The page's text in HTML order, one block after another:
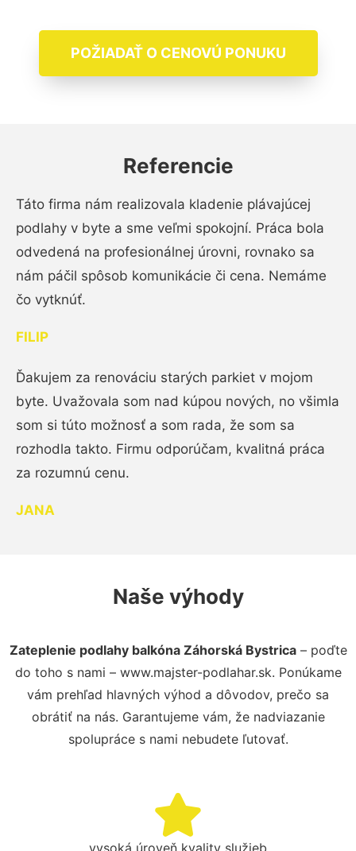
POŽIADAŤ O CENOVÚ PONUKU
Referencie
Táto firma nám realizovala kladenie plávajúcej
podlahy v byte a sme veľmi spokojní. Práca bola
odvedená na profesionálnej úrovni, rovnako sa
nám páčil spôsob komunikácie či cena. Nemáme
čo vytknúť.
FILIP
Ďakujem za renováciu starých parkiet v mojom
byte. Uvažovala som nad kúpou nových, no všimla
som si túto možnosť a som rada, že som sa
rozhodla takto. Firmu odporúčam, kvalitná práca
za rozumnú cenu.
JANA
Naše výhody
Zateplenie podlahy balkóna Záhorská Bystrica– poďte
do toho s nami – www.majster-podlahar.sk. Ponúkame
vám prehľad hlavných výhod a dôvodov, prečo sa
obrátiť na nás. Garantujeme vám, že nadviazanie
spolupráce s nami nebudete ľutovať.
vysoká úroveň kvality služieb